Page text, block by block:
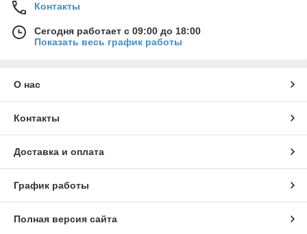
Контакты
Сегодня работает с 09:00 до 18:00
Показать весь график работы
О нас
Контакты
Доставка и оплата
График работы
Полная версия сайта